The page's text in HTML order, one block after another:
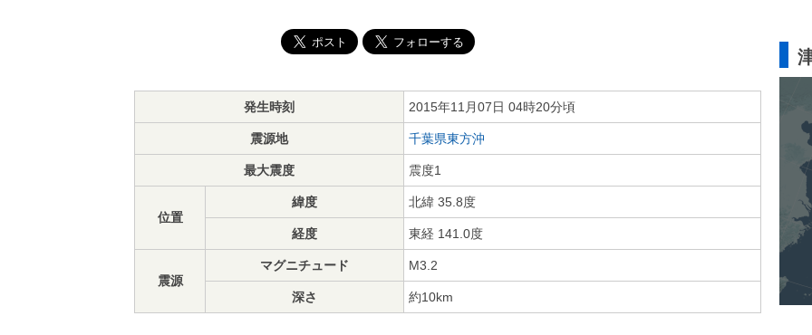
発生時刻 2015年11月07日 04時20分頃
震源地 千葉県東方沖
最大震度 震度1
位置
緯度 北緯 35.8度
経度 東経 141.0度
震源
マグニチュード M3.2
深さ 約10km